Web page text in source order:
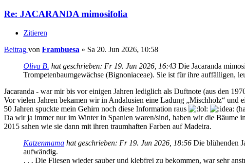
Re: JACARANDA mimosifolia
Zitieren
Beitrag von Frambuesa » Sa 20. Jun 2026, 10:58
Oliva B. hat geschrieben: Fr 19. Jun 2026, 16:43 Die Jacaranda
Trompetenbaumgewächse (Bignoniaceae). Sie ist für ihre auffälligen,
Jacaranda - war mir bis vor einigen Jahren lediglich als Duftnote (aus den
Vor vielen Jahren bekamen wir in Andalusien eine Ladung „Mischholz“ und
50 Jahren spuckte mein Gehirn noch diese Information raus
Da wir ja immer nur im Winter in Spanien waren/sind, haben wir die Bäume
2015 sahen wie sie dann mit ihren traumhaften Farben auf Madeira.
Katzenmama hat geschrieben: Fr 19. Jun 2026, 18:56 Die blühenden
aufwändig.
. . . Die Fliesen wieder sauber und klebfrei zu bekommen, war sehr